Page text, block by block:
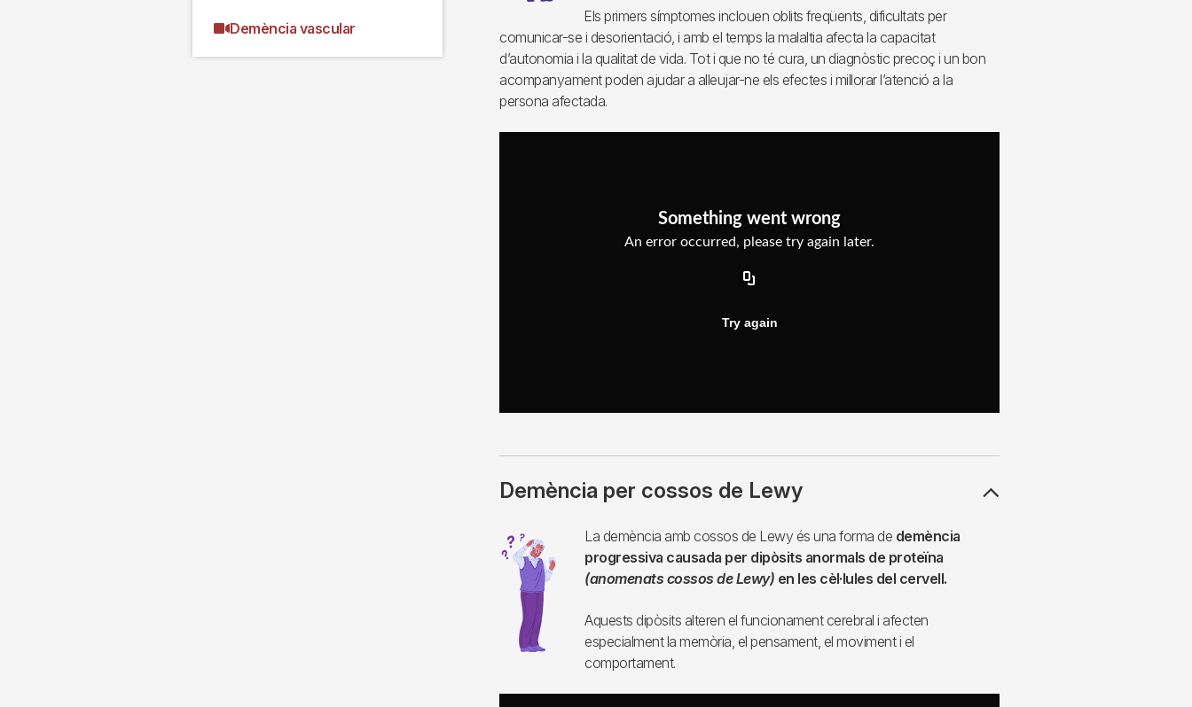
Demència vascular
Els primers símptomes inclouen oblits freqüents, dificultats per
comunicar-se i desorientació, i amb el temps la malaltia afecta la capacitat
d’autonomia i la qualitat de vida. Tot i que no té cura, un diagnòstic precoç i un bon
acompanyament poden ajudar a alleujar-ne els efectes i millorar l’atenció a la
persona afectada.
Demència per cossos de Lewy
Imagen La demència amb cossos de Lewy és una forma de demència
progressiva causada per dipòsits anormals de proteïna
(anomenats cossos de Lewy) en les cèl·lules del cervell.
Aquests dipòsits alteren el funcionament cerebral i afecten
especialment la memòria, el pensament, el moviment i el
comportament.